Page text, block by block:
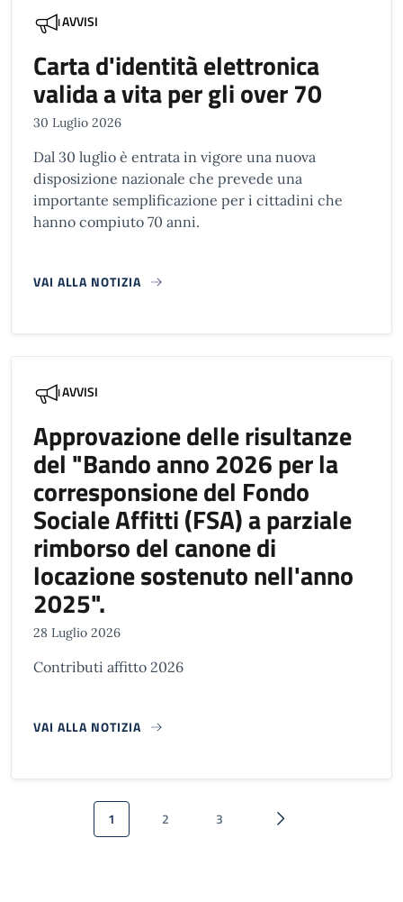
AVVISI
Carta d'identità elettronica
valida a vita per gli over 70
30 Luglio 2026
Dal 30 luglio è entrata in vigore una nuova
disposizione nazionale che prevede una
importante semplificazione per i cittadini che
hanno compiuto 70 anni.
VAI ALLA NOTIZIA
AVVISI
Approvazione delle risultanze
del "Bando anno 2026 per la
corresponsione del Fondo
Sociale Affitti (FSA) a parziale
rimborso del canone di
locazione sostenuto nell'anno
2025".
28 Luglio 2026
Contributi affitto 2026
VAI ALLA NOTIZIA
Paginazione
Pagina attuale
1 Pagina
2 Pagina
3 Pagina successiva